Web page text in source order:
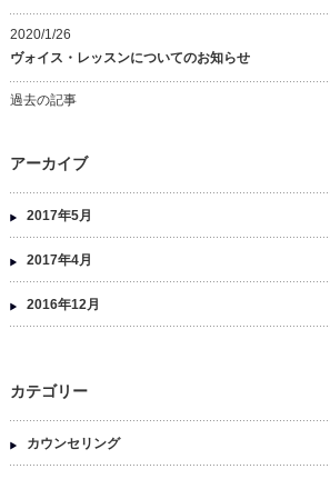
2020/1/26
ヴォイス・レッスンについてのお知らせ
過去の記事
アーカイブ
2017年5月
2017年4月
2016年12月
カテゴリー
カウンセリング